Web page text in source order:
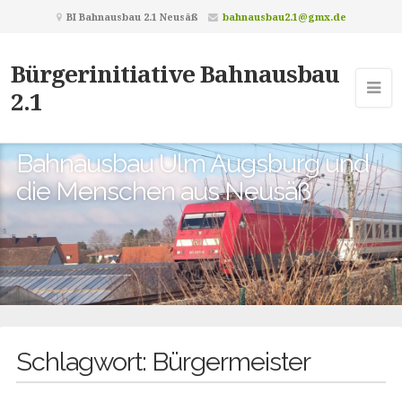
BI Bahnausbau 2.1 Neusäß bahnausbau2.1@gmx.de
Bürgerinitiative Bahnausbau
2.1
Bahnausbau Ulm Augsburg und
die Menschen aus Neusäß
Schlagwort: Bürgermeister